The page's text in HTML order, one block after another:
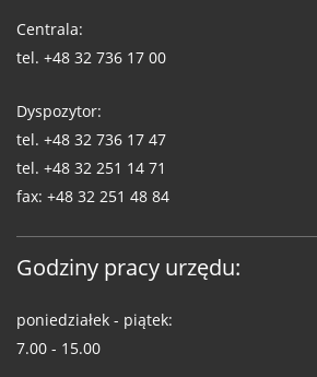
WUG
Centrala:
tel. +48 32 736 17 00
Dyspozytor:
tel. +48 32 736 17 47
tel. +48 32 251 14 71
fax: +48 32 251 48 84
Godziny pracy urzędu:
poniedziałek - piątek:
7.00 - 15.00